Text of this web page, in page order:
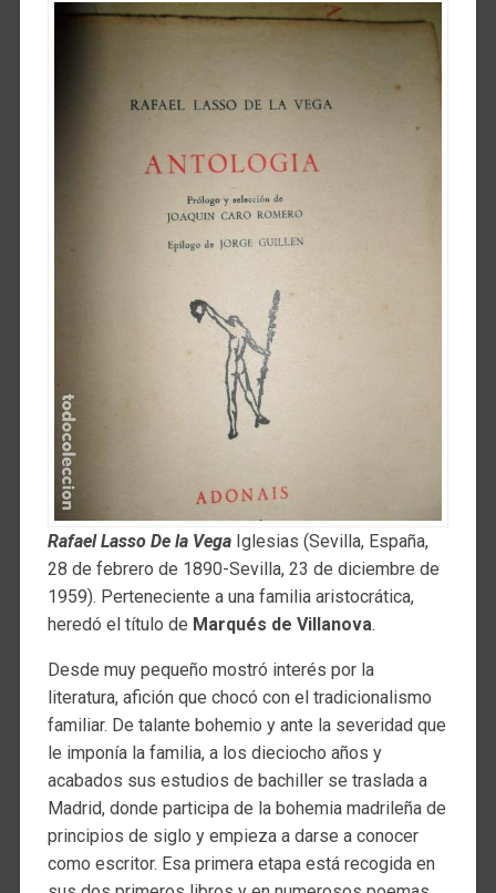
Rafael Lasso De la VegaIglesias (Sevilla, España,
28 de febrero de 1890-Sevilla, 23 de diciembre de
1959). Perteneciente a una familia aristocrática,
heredó el título de Marqués de Villanova.
Desde muy pequeño mostró interés por la
literatura, afición que chocó con el tradicionalismo
familiar. De talante bohemio y ante la severidad que
le imponía la familia, a los dieciocho años y
acabados sus estudios de bachiller se traslada a
Madrid, donde participa de la bohemia madrileña de
principios de siglo y empieza a darse a conocer
como escritor. Esa primera etapa está recogida en